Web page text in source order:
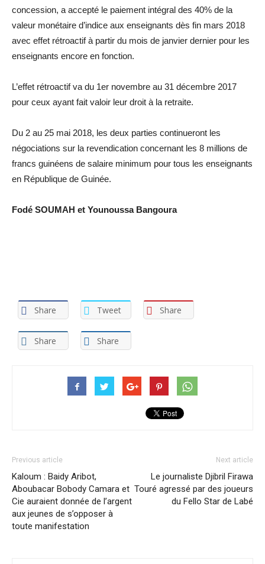
concession, a accepté le paiement intégral des 40% de la
valeur monétaire d’indice aux enseignants dès fin mars 2018
avec effet rétroactif à partir du mois de janvier dernier pour les
enseignants encore en fonction.
L’effet rétroactif va du 1er novembre au 31 décembre 2017
pour ceux ayant fait valoir leur droit à la retraite.
Du 2 au 25 mai 2018, les deux parties continueront les
négociations sur la revendication concernant les 8 millions de
francs guinéens de salaire minimum pour tous les enseignants
en République de Guinée.
Fodé SOUMAH et Younoussa Bangoura
Share Tweet Share
Share Share
Previous article
Kaloum : Baidy Aribot,
Aboubacar Bobody Camara et
Cie auraient donnée de l’argent
aux jeunes de s’opposer à
toute manifestation
Next article
Le journaliste Djibril Firawa
Touré agressé par des joueurs
du Fello Star de Labé